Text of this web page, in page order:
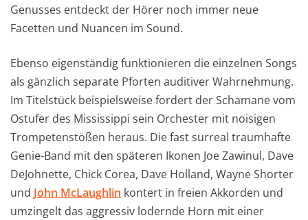
Genusses entdeckt der Hörer noch immer neue
Facetten und Nuancen im Sound.
Ebenso eigenständig funktionieren die einzelnen Songs
als gänzlich separate Pforten auditiver Wahrnehmung.
Im Titelstück beispielsweise fordert der Schamane vom
Ostufer des Mississippi sein Orchester mit noisigen
Trompetenstößen heraus. Die fast surreal traumhafte
Genie-Band mit den späteren Ikonen Joe Zawinul, Dave
DeJohnette, Chick Corea, Dave Holland, Wayne Shorter
und John McLaughlin kontert in freien Akkorden und
umzingelt das aggressiv lodernde Horn mit einer